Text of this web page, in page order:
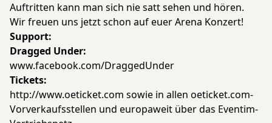
Auftritten kann man sich nie satt sehen und hören.
Wir freuen uns jetzt schon auf euer Arena Konzert!
Support:
Dragged Under:
www.facebook.com/DraggedUnder
Tickets:
http://www.oeticket.com sowie in allen oeticket.com-
Vorverkaufsstellen und europaweit über das Eventim-